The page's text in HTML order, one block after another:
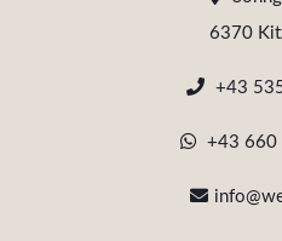
6370
+43
+43 660